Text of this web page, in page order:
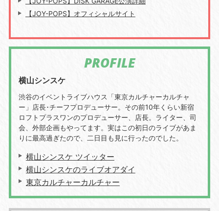
【JOY-POPS】オフィシャルサイト
PROFILE
横山シンスケ
渋谷のイベントライブハウス「東京カルチャーカルチャ
ー」店長･チーフプロデューサー。その前10年くらい新宿
ロフトプラスワンのプロデューサー、店長。ライター、司
会、外部企画もやってます。実はこの初日のライブがあま
りに最高過ぎたので、二日目も見に行ったのでした。
横山シンスケ ツイッター
横山シンスケのライブオアダイ
東京カルチャーカルチャー